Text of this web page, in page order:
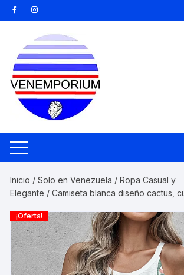
Saltar
al
contenido
Inicio /Solo en Venezuela /Ropa Casual y
Elegante / Camiseta blanca diseño cactus,
¡Oferta!